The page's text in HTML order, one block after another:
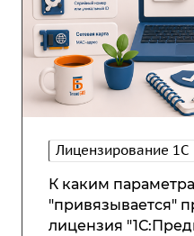
Лицензирование 1С
К каким
"привязывается"
лицензия